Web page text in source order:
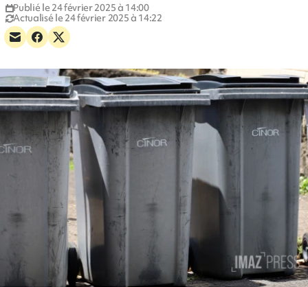
Publié le 24 février 2025 à 14:00
Actualisé le 24 février 2025 à 14:22